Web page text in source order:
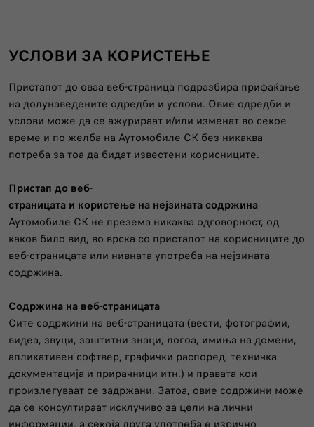
УСЛОВИ ЗА КОРИСТЕЊЕ
Пристапот до оваа веб-страница подразбира прифаќање
на долунаведените одредби и услови. Овие одредби и
услови може да се ажурираат и/или изменат во секое
време и по желба на Аутомобиле СК без никаква
потреба за тоа да бидат известени корисниците.
Пристап до веб-
страницата и користење на нејзината содржина
Аутомобиле СК не презема никаква одговорност, од
каков било вид, во врска со пристапот на корисниците до
веб-страницата или нивната употреба на нејзината
содржина.
Содржина на веб-страницата
Сите содржини на веб-страницата (вести, фотографии,
видеа, звуци, заштитни знаци, логоа, имиња на домени,
апликативен софтвер, графички распоред, техничка
документација и прирачници итн.) и правата кои
произлегуваат се задржани. Затоа, овие содржини може
да се консултираат исклучиво за цели на лични